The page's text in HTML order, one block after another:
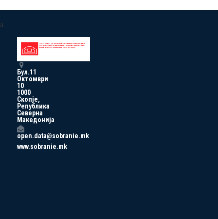
a
Бул.11
Октомври
10
1000
Скопје,
Република
Северна
Македонија
open.data@sobranie.mk
www.sobranie.mk